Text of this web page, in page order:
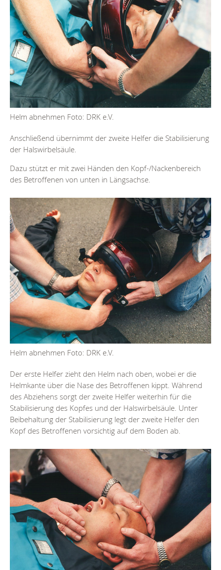
Helm abnehmen Foto: DRK e.V.
Anschließend übernimmt der zweite Helfer die Stabilisierung
der Halswirbelsäule.
Dazu stützt er mit zwei Händen den Kopf-/Nackenbereich
des Betroffenen von unten in Längsachse.
Helm abnehmen Foto: DRK e.V.
Der erste Helfer zieht den Helm nach oben, wobei er die
Helmkante über die Nase des Betroffenen kippt. Während
des Abziehens sorgt der zweite Helfer weiterhin für die
Stabilisierung des Kopfes und der Halswirbelsäule. Unter
Beibehaltung der Stabilisierung legt der zweite Helfer den
Kopf des Betroffenen vorsichtig auf dem Boden ab.